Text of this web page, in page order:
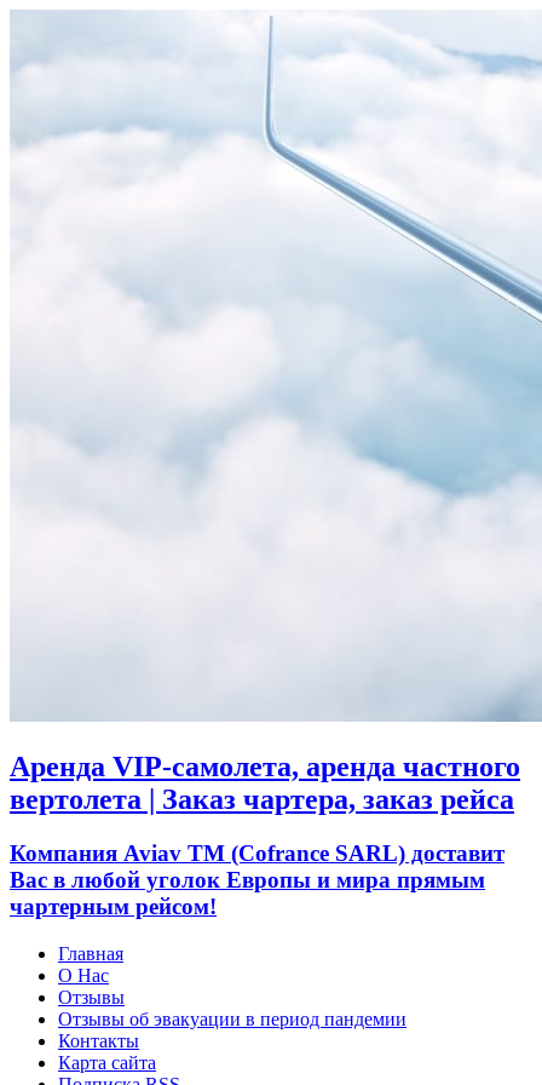
Аренда VIP-самолета, аренда частного
вертолета | Заказ чартера, заказ рейса
Компания Aviav TM (Cofrance SARL) доставит
Вас в любой уголок Европы и мира прямым
чартерным рейсом!
Главная
О Нас
Отзывы
Отзывы об эвакуации в период пандемии
Контакты
Карта сайта
Узнать больше.